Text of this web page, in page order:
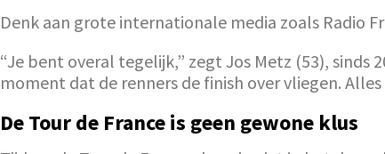
Denk aan grote internationale media zoals Radio
“Je bent overal tegelijk,” zegt Jos Metz (53), sinds
moment dat de renners de finish over vliegen.
De Tour de France is geen gewone klus